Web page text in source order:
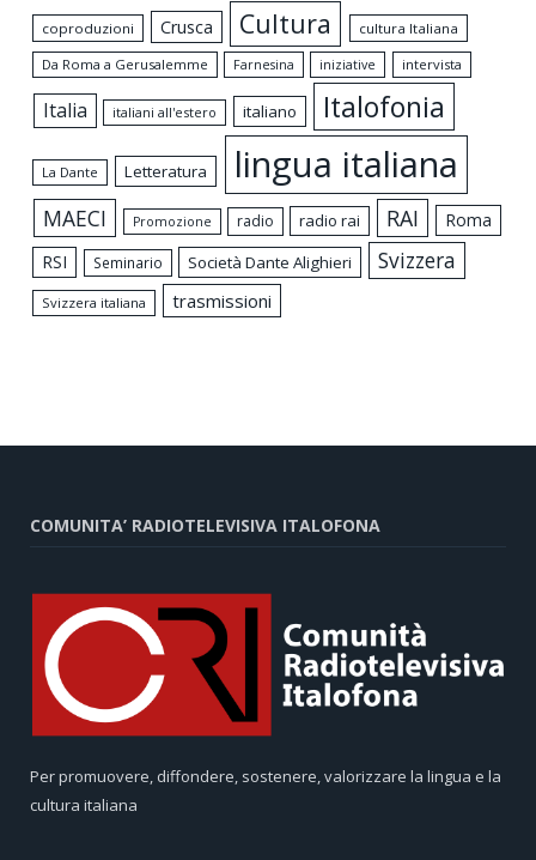
coproduzioni Crusca Cultura
cultura Italiana
Da Roma a Gerusalemme
Farnesina iniziative intervista
Italia italiani all'estero italiano Italofonia
La Dante Letteratura lingua italiana
MAECI Promozione radio radio rai RAI
Roma
RSI
Seminario Società Dante Alighieri Svizzera
Svizzera italiana trasmissioni
COMUNITA’ RADIOTELEVISIVA ITALOFONA
Per promuovere, diffondere, sostenere, valorizzare la lingua e la
cultura italiana